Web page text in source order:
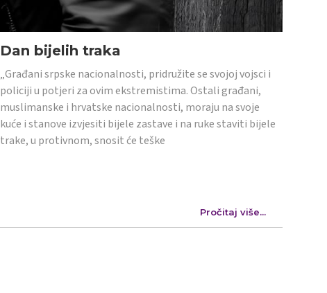
Dan bijelih traka
„Građani srpske nacionalnosti, pridružite se svojoj vojsci i
policiji u potjeri za ovim ekstremistima. Ostali građani,
muslimanske i hrvatske nacionalnosti, moraju na svoje
kuće i stanove izvjesiti bijele zastave i na ruke staviti bijele
trake, u protivnom, snosit će teške
Pročitaj više...